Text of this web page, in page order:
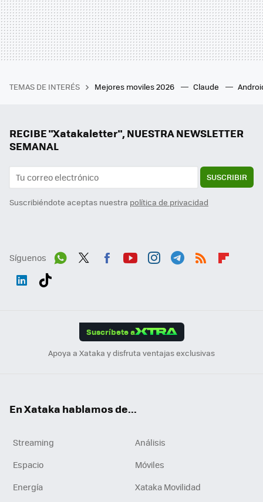
TEMAS DE INTERÉS Mejores moviles 2026 Claude
RECIBE "Xatakaletter", NUESTRA NEWSLETTER
SEMANAL
SUSCRIBIR
Suscribiéndote aceptas nuestra política de privacidad
Síguenos
Suscríbete a
Apoya a Xataka y disfruta ventajas exclusivas
En Xataka hablamos de...
Streaming
Análisis
Espacio
Móviles
Energía
Xataka Movilidad